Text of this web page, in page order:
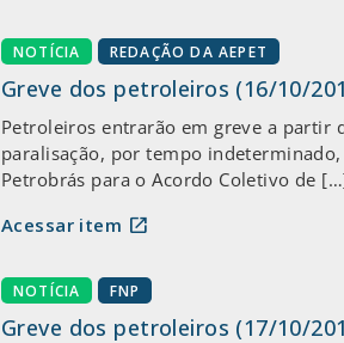
NOTÍCIA REDAÇÃO DA AEPET
Greve dos petroleiros (16/10/
Petroleiros entrarão em greve a partir
paralisação, por tempo
Petrobrás para o Acordo Coletivo de
Acessar item open_in_new
NOTÍCIA FNP
Greve dos petroleiros (17/10/